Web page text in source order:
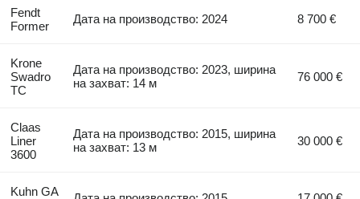
Fendt
Former
Дата на производство: 2024 8 700 €
Krone
Swadro
TC
Дата на производство: 2023, ширина
на захват: 14 м
76 000 €
Claas
Liner
3600
Дата на производство: 2015, ширина
на захват: 13 м
30 000 €
Kuhn GA